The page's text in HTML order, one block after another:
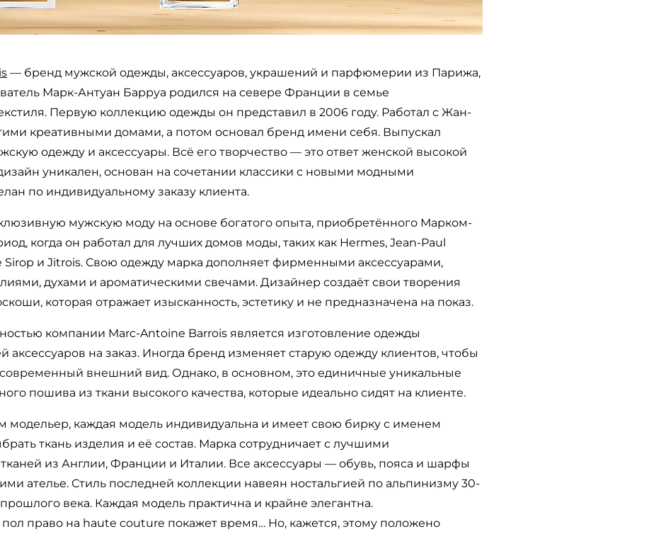
— бренд мужской одежды, аксессуаров, украшений и парфюмерии из Парижа,
Марк-Антуан Барруа родился на севере Франции в семье
Первую коллекцию одежды он представил в 2006 году. Работал с Жан-
креативными домами, а потом основал бренд имени себя. Выпускал
одежду и аксессуары. Всё его творчество — это ответ женской высокой
уникален, основан на сочетании классики с новыми модными
по индивидуальному заказу клиента.
мужскую моду на основе богатого опыта, приобретённого Марком-
когда он работал для лучших домов моды, таких как Hermes, Jean-Paul
Sirop и Jitrois. Свою одежду марка дополняет фирменными аксессуарами,
духами и ароматическими свечами. Дизайнер создаёт свои творения
которая отражает изысканность, эстетику и не предназначена на показ.
компании Marc-Antoine Barrois является изготовление одежды
аксессуаров на заказ. Иногда бренд изменяет старую одежду клиентов, чтобы
внешний вид. Однако, в основном, это единичные уникальные
пошива из ткани высокого качества, которые идеально сидят на клиенте.
модельер, каждая модель индивидуальна и имеет свою бирку с именем
ткань изделия и её состав. Марка сотрудничает с лучшими
из Англии, Франции и Италии. Все аксессуары — обувь, пояса и шарфы
ателье. Стиль последней коллекции навеян ностальгией по альпинизму 30-
века. Каждая модель практична и крайне элегантна.
право на haute couture покажет время… Но, кажется, этому положено